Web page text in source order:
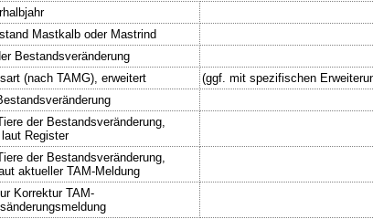
Mastkalb oder Mastrind
Bestandsveränderung
(nach TAMG), erweitert
(ggf. mit spezifischen
der Bestandsveränderung,
Register
der Bestandsveränderung,
aktueller TAM-Meldung
Korrektur TAM-